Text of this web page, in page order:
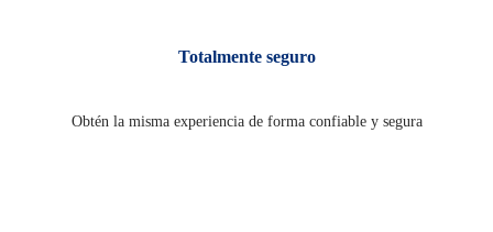
Totalmente seguro
Obtén la misma experiencia de forma confiable y segura